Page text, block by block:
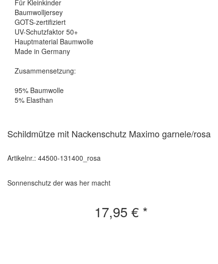
Für Kleinkinder
Baumwolljersey
GOTS-zertifiziert
UV-Schutzfaktor 50+
Hauptmaterial Baumwolle
Made in Germany
Zusammensetzung:
95% Baumwolle
5% Elasthan
Schildmütze mit Nackenschutz Maximo garnele/rosa
Artikelnr.: 44500-131400_rosa
Sonnenschutz der was her macht
17,95 € *